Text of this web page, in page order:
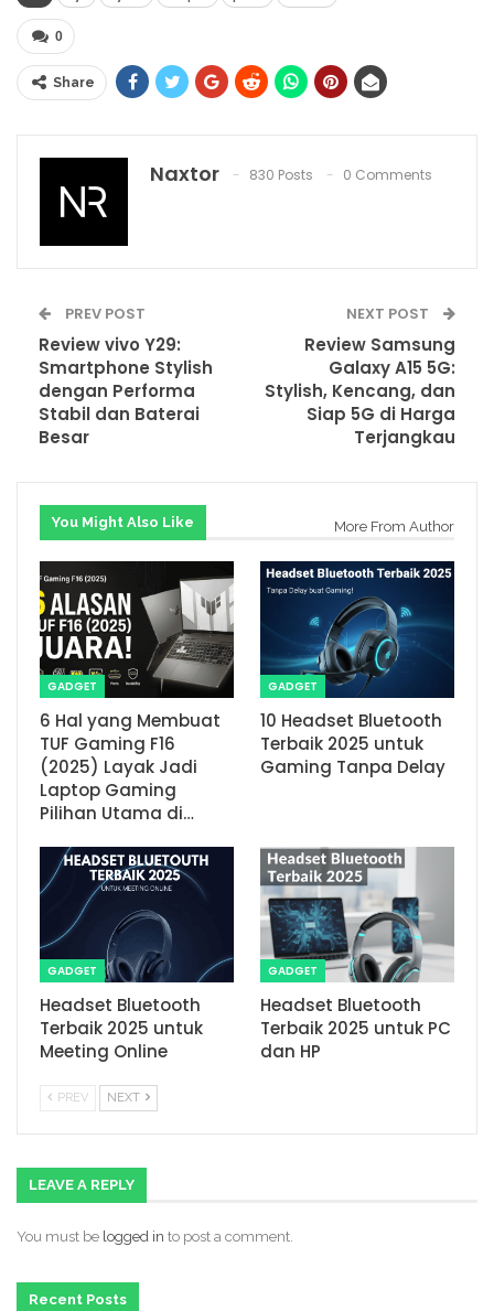
0
Share
Naxtor 830 Posts 0 Comments
PREV POST
Review vivo Y29:
Smartphone Stylish
dengan Performa
Stabil dan Baterai
Besar
NEXT POST
Review Samsung
Galaxy A15 5G:
Stylish, Kencang, dan
Siap 5G di Harga
Terjangkau
You Might Also Like More From Author
GADGET
6 Hal yang Membuat
TUF Gaming F16
(2025) Layak Jadi
Laptop Gaming
Pilihan Utama di…
GADGET
10 Headset Bluetooth
Terbaik 2025 untuk
Gaming Tanpa Delay
GADGET
Headset Bluetooth
Terbaik 2025 untuk
Meeting Online
GADGET
Headset Bluetooth
Terbaik 2025 untuk PC
dan HP
PREV NEXT
LEAVE A REPLY
You must be logged in to post a comment.
Recent Posts